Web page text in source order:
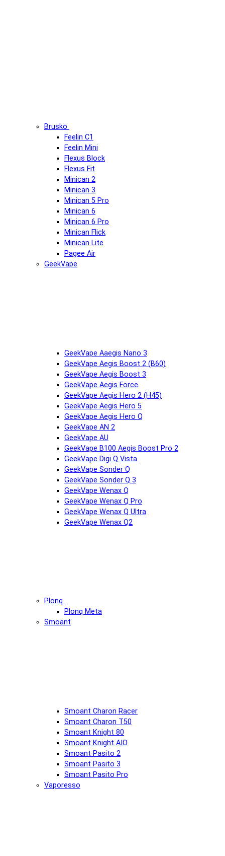
Brusko
Feelin C1
Feelin Mini
Flexus Block
Flexus Fit
Minican 2
Minican 3
Minican 5 Pro
Minican 6
Minican 6 Pro
Minican Flick
Minican Lite
Pagee Air
GeekVape
GeekVape Aaegis Nano 3
GeekVape Aegis Boost 2 (B60)
GeekVape Aegis Boost 3
GeekVape Aegis Force
GeekVape Aegis Hero 2 (H45)
GeekVape Aegis Hero 5
GeekVape Aegis Hero Q
GeekVape AN 2
GeekVape AU
GeekVape B100 Aegis Boost Pro 2
GeekVape Digi Q Vista
GeekVape Sonder Q
GeekVape Sonder Q 3
GeekVape Wenax Q
GeekVape Wenax Q Pro
GeekVape Wenax Q Ultra
GeekVape Wenax Q2
Plonq
Plonq Meta
Smoant
Smoant Charon Racer
Smoant Charon T50
Smoant Knight 80
Smoant Knight AIO
Smoant Pasito 2
Smoant Pasito 3
Smoant Pasito Pro
Vaporesso